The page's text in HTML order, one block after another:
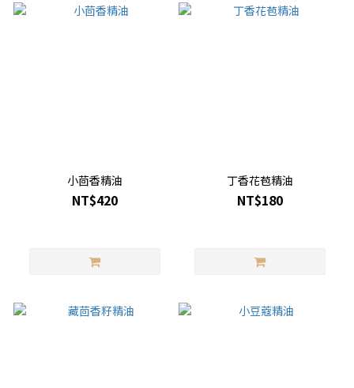
小茴香精油
NT$420
丁香花苞精油
NT$180